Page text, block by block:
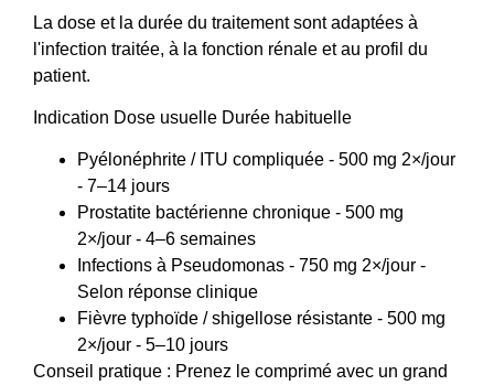
La dose et la durée du traitement sont adaptées à
l'infection traitée, à la fonction rénale et au profil du
patient.
Indication Dose usuelle Durée habituelle
Pyélonéphrite / ITU compliquée - 500 mg 2×/jour
- 7–14 jours
Prostatite bactérienne chronique - 500 mg
2×/jour - 4–6 semaines
Infections à Pseudomonas - 750 mg 2×/jour -
Selon réponse clinique
Fièvre typhoïde / shigellose résistante - 500 mg
2×/jour - 5–10 jours
Conseil pratique : Prenez le comprimé avec un grand